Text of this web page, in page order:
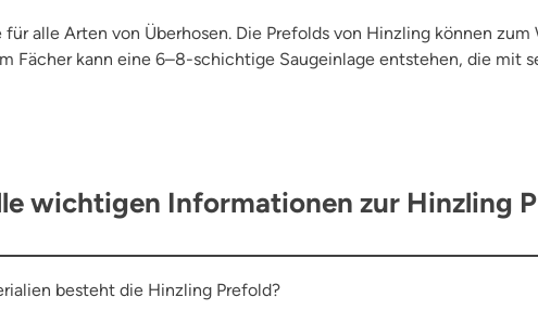
alle Arten von Überhosen. Die Prefolds von Hinzling können
Fächer kann eine 6–8-schichtige Saugeinlage entstehen, die mit
wichtigen Informationen zur Hinzling
besteht die Hinzling Prefold?